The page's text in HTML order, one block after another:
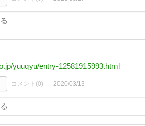
yuuqyu/entry-12581915993.html
コメント(0) 2020/03/13